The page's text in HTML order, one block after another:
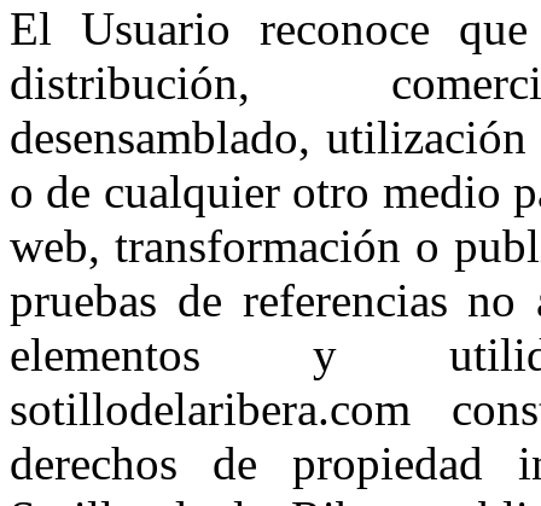
El Usuario reconoce
distribución,
desensamblado,
o de cualquier otro medio
web, transformación o
pruebas de referencias
elementos y
sotillodelaribera.com
derechos de propiedad